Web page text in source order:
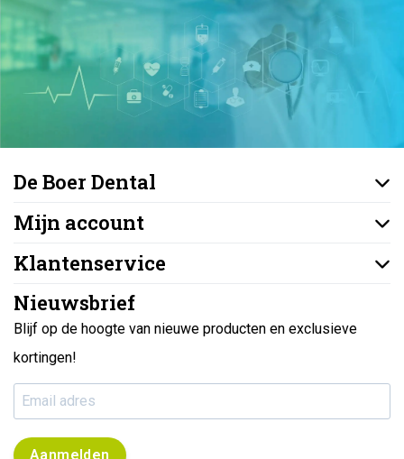
De Boer Dental
Mijn account
Klantenservice
Nieuwsbrief
Blijf op de hoogte van nieuwe producten en exclusieve
kortingen!
Aanmelden